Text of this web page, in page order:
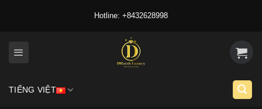
Hotline: +8432628998
TIẾNG VIỆT